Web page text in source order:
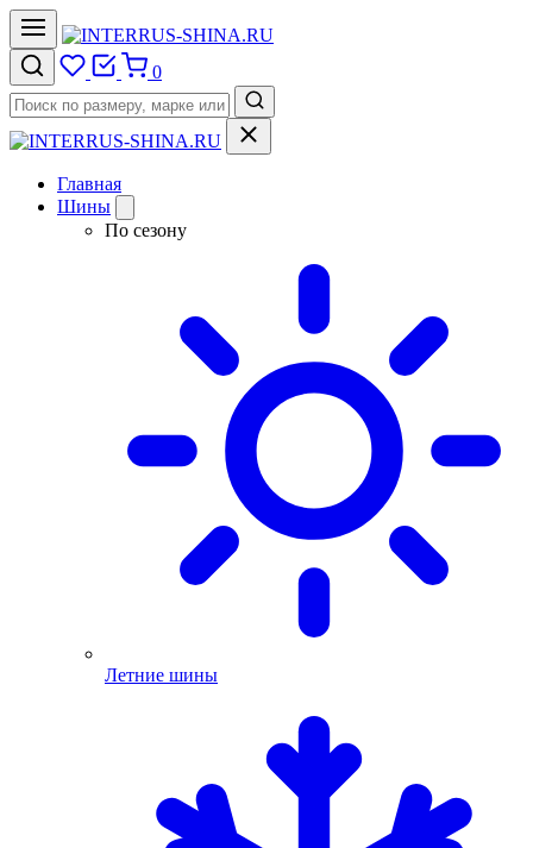
0
Главная
Шины
По сезону
Летние шины